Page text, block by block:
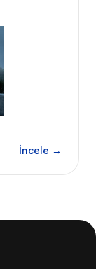
İncele →